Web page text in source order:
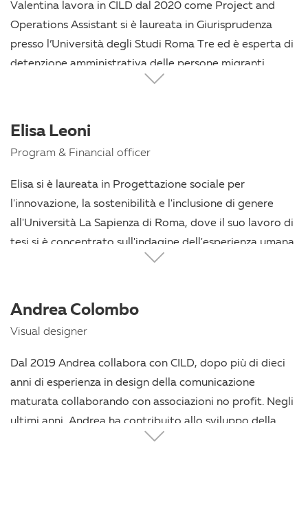
Valentina lavora in CILD dal 2020 come Project and
Operations Assistant si è laureata in Giurisprudenza
presso l’Università degli Studi Roma Tre ed è esperta di
detenzione amministrativa delle persone migranti.
Prima di occuparsi di diritti umani, è stata attiva in
territoriali.
Elisa Leoni
Program & Financial officer
Elisa si è laureata in Progettazione sociale per
l'innovazione, la sostenibilità e l'inclusione di genere
all'Università La Sapienza di Roma, dove il suo lavoro di
tesi si è concentrato sull'indagine dell'esperienza umana
a Roma da una prospettiva di genere. Fa parte dello
di Segreteria Amministrativa, supportando il team
Andrea Colombo
Visual designer
Dal 2019 Andrea collabora con CILD, dopo più di dieci
anni di esperienza in design della comunicazione
maturata collaborando con associazioni no profit. Negli
ultimi anni, Andrea ha contribuito allo sviluppo della
brand identity di CILD, il design editoriale e molteplici